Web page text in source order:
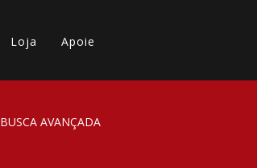
Loja Apoie
BUSCA AVANÇADA